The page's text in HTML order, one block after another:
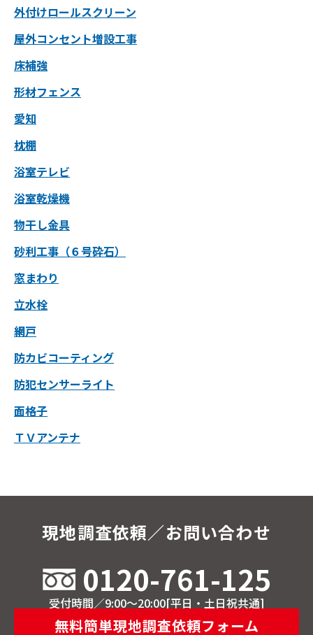
外付けロールスクリーン
屋外コンセント増設工事
床補強
形材フェンス
愛知
枕棚
浴室テレビ
浴室乾燥機
物干し金具
砂利工事（６号砕石）
窓まわり
立水栓
網戸
防カビコーティング
防犯センサーライト
面格子
ＴＶアンテナ
現地調査依頼／お問い合わせ
0120-761-125
受付時間／9:00～20:00[平日・土日祝共通]
無料簡単現地調査依頼フォーム